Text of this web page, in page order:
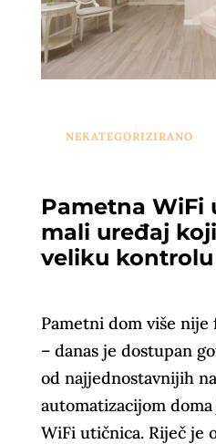
NEKATEGORIZIRANO
Pametna WiFi
mali uređaj
veliku kontrolu
Pametni dom više
– danas je dostupan
od najjednostavnijih
automatizacijom
WiFi utičnica. Riječ je